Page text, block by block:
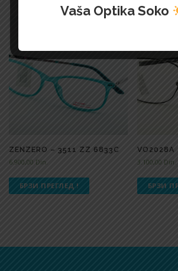
ZENZERO – 3511 ZZ 6833C
6.900,00 Din.
БРЗИ ПРЕГЛЕД !
VO2028A
3.100,00 Din.
БРЗИ
Vaša Optika Soko